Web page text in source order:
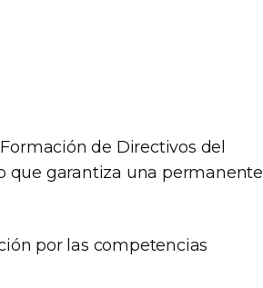
de Directivos del
que garantiza una permanente
por las competencias